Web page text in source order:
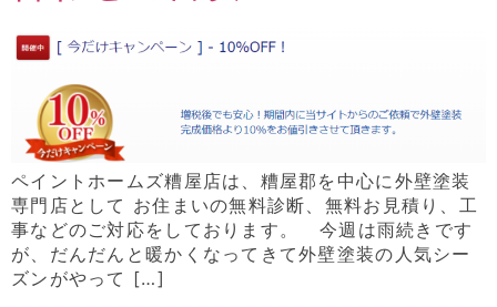
ペイントホームズ糟屋店は、糟屋郡を中心に外壁塗装
専門店として お住まいの無料診断、無料お見積り、工
事などのご対応をしております。 今週は雨続きです
が、だんだんと暖かくなってきて外壁塗装の人気シー
ズンがやって […]